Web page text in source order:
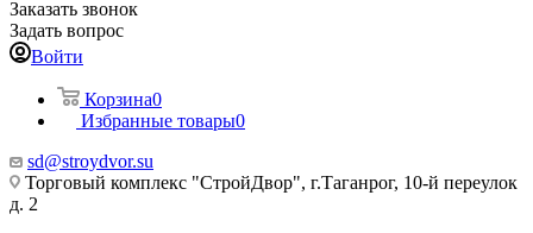
Заказать звонок
Задать вопрос
Войти
Корзина0
Избранные товары0
sd@stroydvor.su
Торговый комплекс "СтройДвор", г.Таганрог, 10-й переулок
д. 2